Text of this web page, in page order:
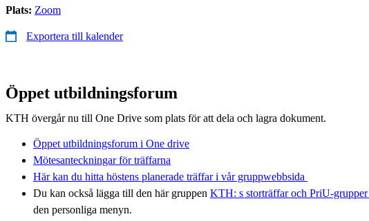
Plats: Zoom
Exportera till kalender
Öppet utbildningsforum
KTH övergår nu till One Drive som plats för att dela och lagra dokument.
Öppet utbildningsforum i One drive
Mötesanteckningar för träffarna
Här kan du hitta höstens planerade träffar i vår gruppwebbsida
Du kan också lägga till den här gruppen KTH: s storträffar och PriU-grupper
den personliga menyn.